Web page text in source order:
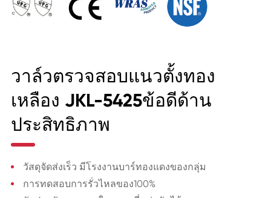
วาล์วตรวจสอบแนวตั้งทอง
เหลือง JKL-5425ข้อดีด้าน
ประสิทธิภาพ
วัสดุจัดส่งเร็ว มีโรงงานบาร์ทองแดงของกลุ่ม
การทดสอบการรั่วไหลของ100%